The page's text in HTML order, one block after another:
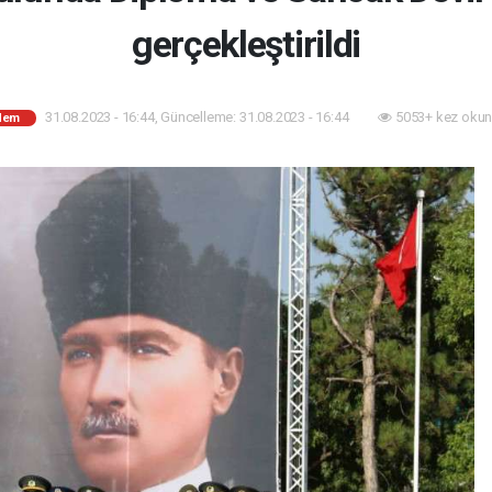
gerçekleştirildi
31.08.2023 - 16:44, Güncelleme: 31.08.2023 - 16:44 5053+ kez